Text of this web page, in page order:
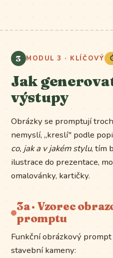
3 MODUL 3 · KLÍČOVÝ
Jak
výstupy
Obrázky se promptují
nemyslí, „kreslí" podle
co, jak a v jakém stylu, tím
ilustrace do prezentace,
omalovánky, kartičky.
3a · Vzorec
promptu
Funkční obrázkový
stavební kameny: